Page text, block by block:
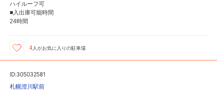
ハイルーフ可
■入出庫可能時間
24時間
4人がお気に入りの駐車場
ID:305032581
札幌澄川駅前